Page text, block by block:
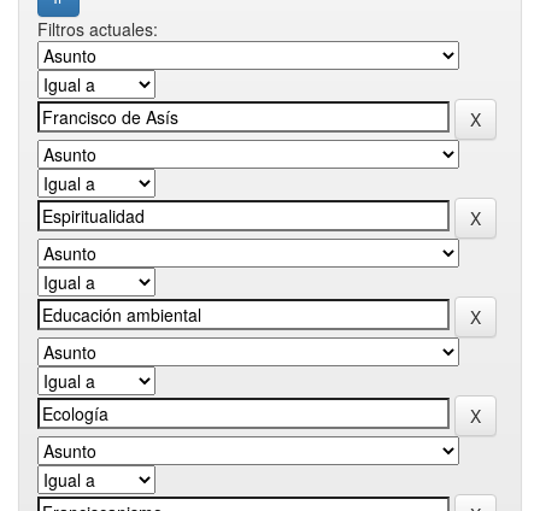
Filtros actuales: